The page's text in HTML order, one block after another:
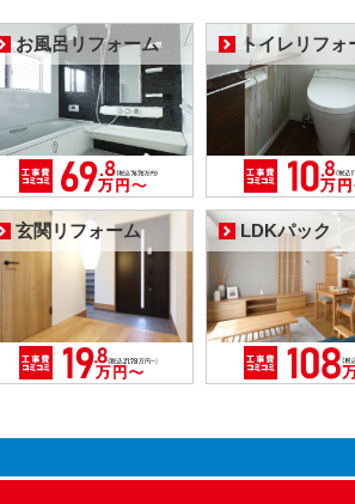
お風呂リフォーム トイレリフォ
玄関リフォーム LDKパック